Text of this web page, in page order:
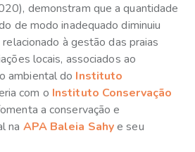
demonstram que a quantidade
de modo inadequado diminuiu
à gestão das praias
locais, associados ao
ambiental do Instituto
com o Instituto Conservação
a conservação e
na APA Baleia Sahye seu